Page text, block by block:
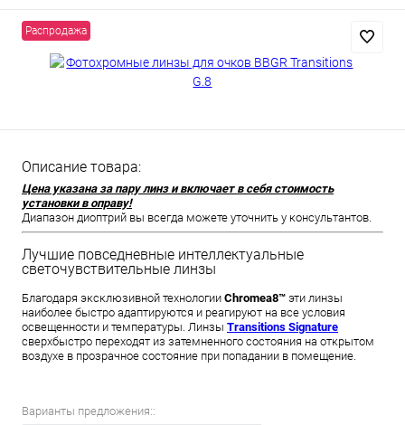
Распродажа
Описание товара:
Цена указана за пару линз и включает в себя стоимость
установки в оправу!
Диапазон диоптрий вы всегда можете уточнить у консультантов.
Лучшие повседневные интеллектуальные
светочувствительные линзы
Благодаря эксклюзивной технологии Chromea8™ эти линзы
наиболее быстро адаптируются и реагируют на все условия
освещенности и температуры. Линзы Transitions Signature
сверхбыстро переходят из затемненного состояния на открытом
воздухе в прозрачное состояние при попадании в помещение.
Варианты предложения::